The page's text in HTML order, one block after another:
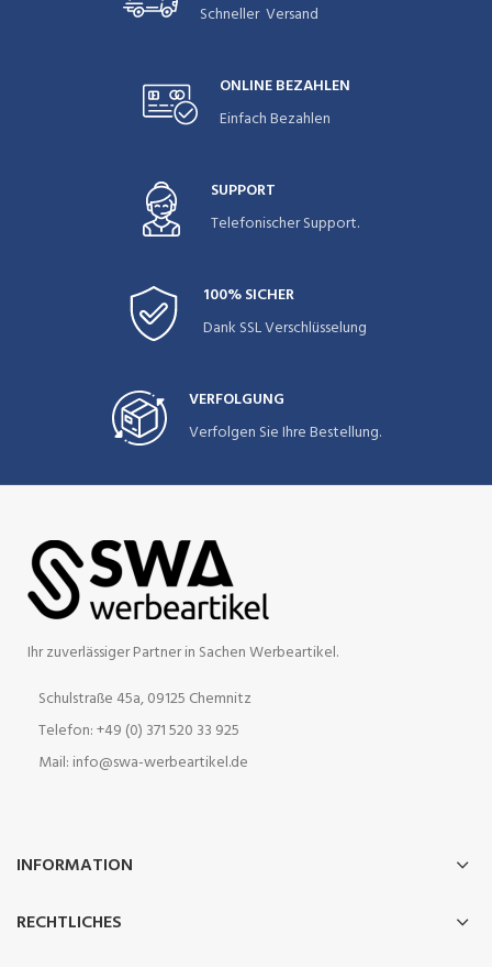
Schneller Versand
ONLINE BEZAHLEN
Einfach Bezahlen
SUPPORT
Telefonischer Support.
100% SICHER
Dank SSL Verschlüsselung
VERFOLGUNG
Verfolgen Sie Ihre Bestellung.
Ihr zuverlässiger Partner in Sachen Werbeartikel.
Schulstraße 45a, 09125 Chemnitz
Telefon: +49 (0) 371 520 33 925
Mail: info@swa-werbeartikel.de
INFORMATION
RECHTLICHES